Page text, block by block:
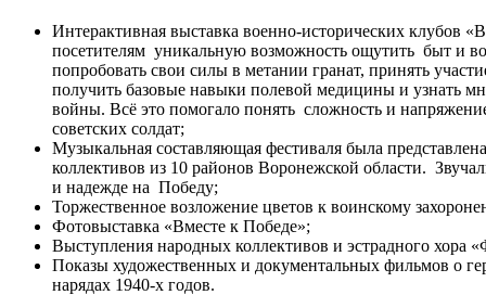
Интерактивная выставка военно-исторических клубов
посетителям уникальную возможность ощутить быт и
попробовать свои силы в метании гранат, принять
получить базовые навыки полевой медицины и узнать
войны. Всё это помогало понять сложность и
советских солдат;
Музыкальная составляющая фестиваля была
коллективов из 10 районов Воронежской области.
и надежде на Победу;
Торжественное возложение цветов к воинскому
Фотовыставка «Вместе к Победе»;
Выступления народных коллективов и эстрадного хора
Показы художественных и документальных фильмов о
нарядах 1940-х годов.